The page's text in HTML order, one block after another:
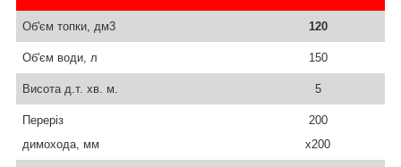
Об'єм топки, дм3 120
Об'єм води, л 150
Висота д.т. хв. м. 5
Переріз
димохода, мм
200
х200